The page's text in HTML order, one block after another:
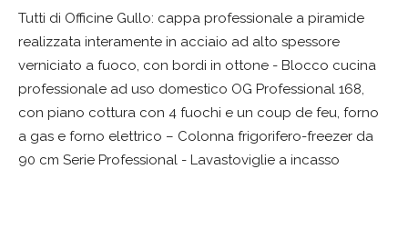
Tutti di Officine Gullo: cappa professionale a piramide
realizzata interamente in acciaio ad alto spessore
verniciato a fuoco, con bordi in ottone - Blocco cucina
professionale ad uso domestico OG Professional 168,
con piano cottura con 4 fuochi e un coup de feu, forno
a gas e forno elettrico – Colonna frigorifero-freezer da
90 cm Serie Professional - Lavastoviglie a incasso